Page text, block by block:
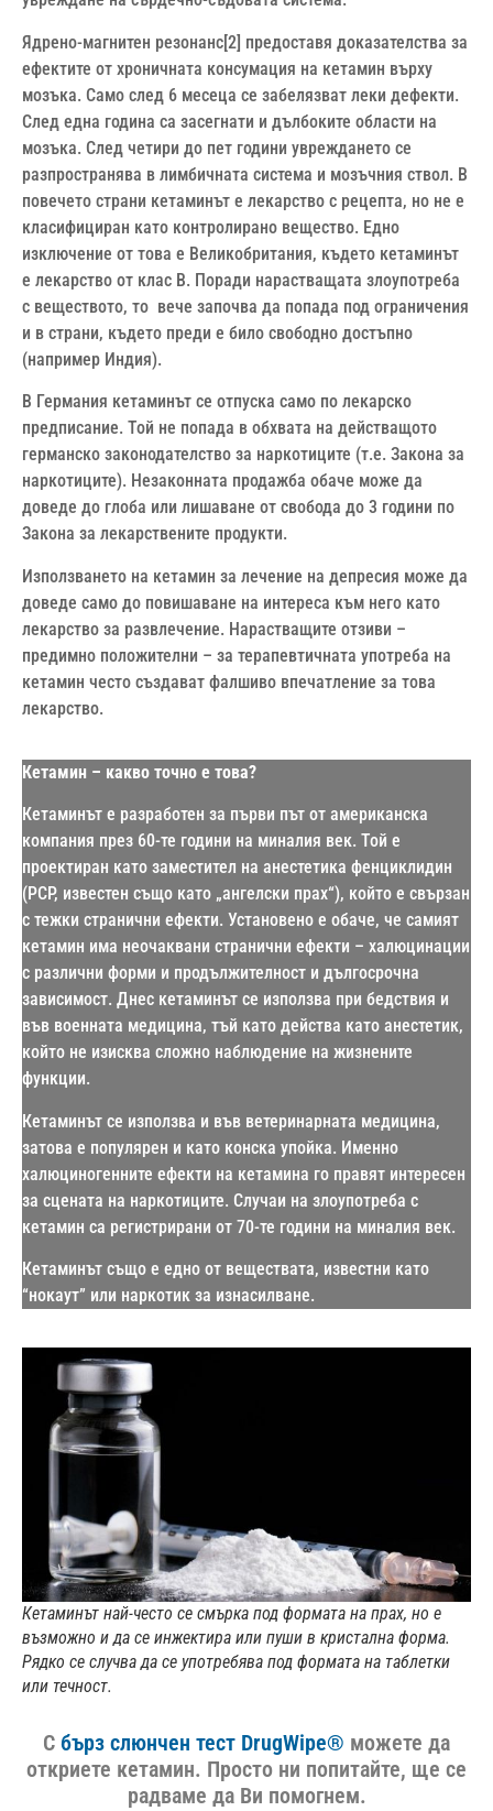
Ядрено-магнитен резонанс[2] предоставя доказателства за
ефектите от хроничната консумация на кетамин върху
мозъка. Само след 6 месеца се забелязват леки дефекти.
След една година са засегнати и дълбоките области на
мозъка. След четири до пет години увреждането се
разпространява в лимбичната система и мозъчния ствол. В
повечето страни кетаминът е лекарство с рецепта, но не е
класифициран като контролирано вещество. Едно
изключение от това е Великобритания, където кетаминът
е лекарство от клас B. Поради нарастващата злоупотреба
с веществото, то вече започва да попада под ограничения
и в страни, където преди е било свободно достъпно
(например Индия).
В Германия кетаминът се отпуска само по лекарско
предписание. Той не попада в обхвата на действащото
германско законодателство за наркотиците (т.е. Закона за
наркотиците). Незаконната продажба обаче може да
доведе до глоба или лишаване от свобода до 3 години по
Закона за лекарствените продукти.
Използването на кетамин за лечение на депресия може да
доведе само до повишаване на интереса към него като
лекарство за развлечение. Нарастващите отзиви –
предимно положителни – за терапевтичната употреба на
кетамин често създават фалшиво впечатление за това
лекарство.
Кетамин – какво точно е това?
Кетаминът е разработен за първи път от американска
компания през 60-те години на миналия век. Той е
проектиран като заместител на анестетика фенциклидин
(PCP, известен също като „ангелски прах“), който е свързан
с тежки странични ефекти. Установено е обаче, че самият
кетамин има неочаквани странични ефекти – халюцинации
с различни форми и продължителност и дългосрочна
зависимост. Днес кетаминът се използва при бедствия и
във военната медицина, тъй като действа като анестетик,
който не изисква сложно наблюдение на жизнените
функции.
Кетаминът се използва и във ветеринарната медицина,
затова е популярен и като конска упойка. Именно
халюциногенните ефекти на кетамина го правят интересен
за сцената на наркотиците. Случаи на злоупотреба с
кетамин са регистрирани от 70-те години на миналия век.
Кетаминът също е едно от веществата, известни като
“нокаут” или наркотик за изнасилване.
Кетаминът най-често се смърка под формата на прах, но е
възможно и да се инжектира или пуши в кристална форма.
Рядко се случва да се употребява под формата на таблетки
или течност.
С бърз слюнчен тест DrugWipe® можете да
откриете кетамин. Просто ни попитайте, ще се
радваме да Ви помогнем.